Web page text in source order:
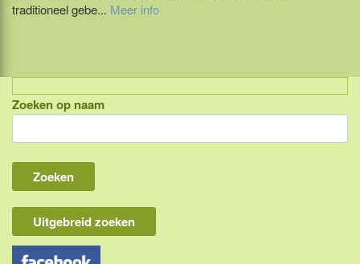
traditioneel gebe... Meer info
Indonesië, eilandcombinaties
Bali
Lombok
Flores & Komodo
Overige Sunda eilanden
Zoeken op naam
Uitgebreid zoeken